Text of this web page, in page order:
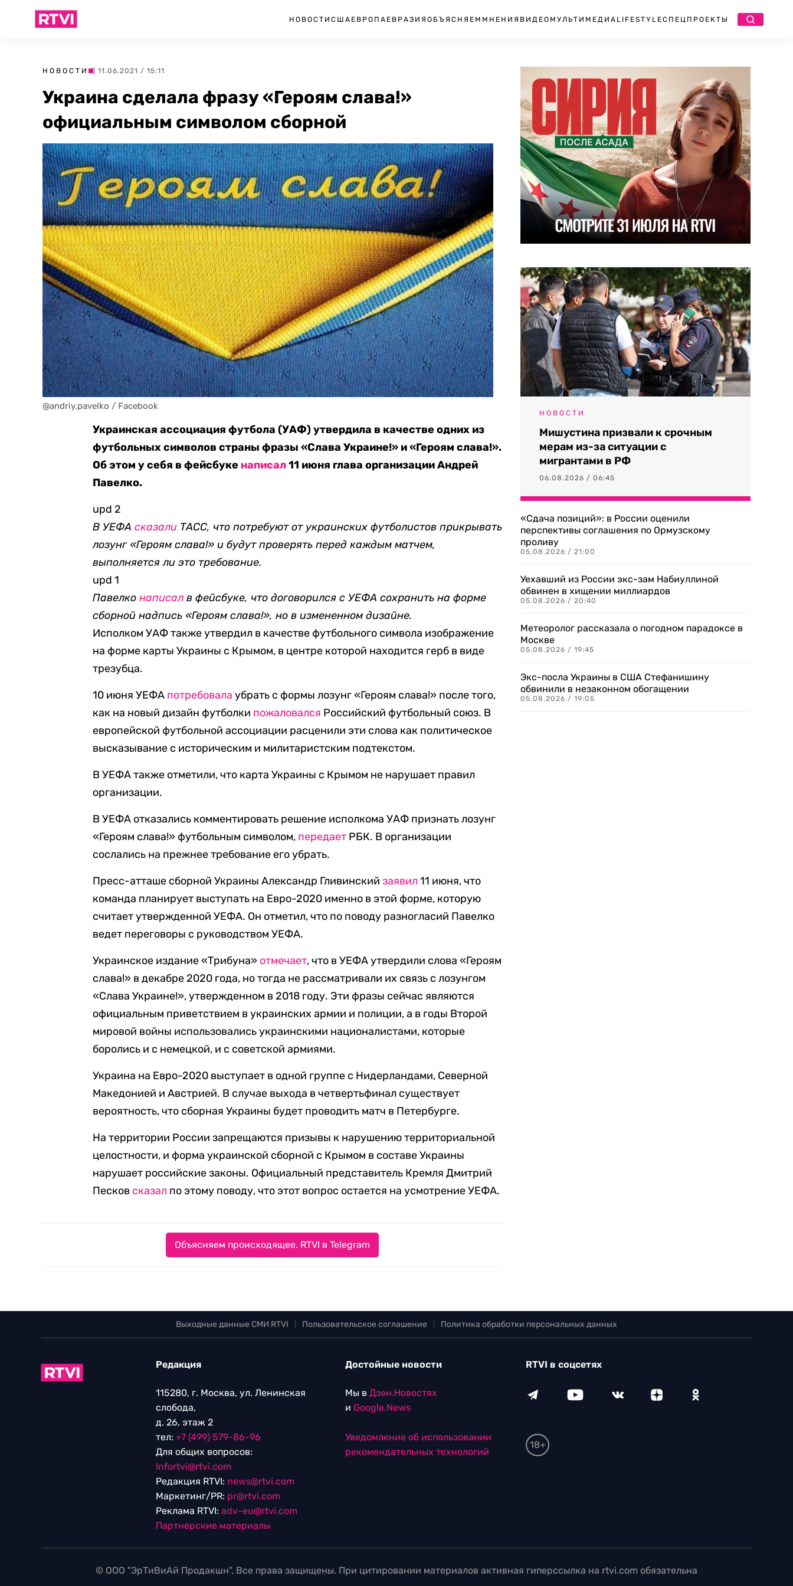
НОВОСТИ США ЕВРОПА ЕВРАЗИЯ ОБЪЯСНЯЕМ МНЕНИЯ ВИДЕО МУЛЬТИМЕДИА LIFESTYLEСПЕЦПРОЕКТЫ
НОВОСТИ | 11.06.2021 / 15:11
Украина сделала фразу «Героям слава!»
официальным символом сборной
@andriy.pavelko / Facebook
Украинская ассоциация футбола (УАФ) утвердила в качестве одних из
футбольных символов страны фразы «Слава Украине!» и «Героям слава!».
Об этом у себя в фейсбуке написал11 июня глава организации Андрей
Павелко.
upd 2
В УЕФАсказали ТАСС, что потребуют от украинских футболистов прикрывать
лозунг «Героям слава!» и будут проверятьперед каждым матчем,
выполняется ли это требование.
upd 1
Павелконаписал в фейсбуке, что договорился с УЕФА сохранить на форме
сборной надпись «Героям слава!», но в измененном дизайне.
Исполком УАФ также утвердил в качестве футбольного символа изображение
на форме карты Украины с Крымом, в центре которой находится герб в виде
трезубца.
10 июня УЕФА потребовала убрать с формы лозунг «Героям слава!» после того,
как на новый дизайн футболки пожаловался Российский футбольный союз. В
европейской футбольной ассоциации расценили эти слова как политическое
высказывание с историческим и милитаристским подтекстом.
В УЕФА также отметили, что карта Украины с Крымом не нарушает правил
организации.
В УЕФА отказались комментировать решение исполкома УАФ признать лозунг
«Героям слава!» футбольным символом, передает РБК. В организации
сослались на прежнее требование его убрать.
Пресс-атташе сборной Украины Александр Гливинскийзаявил 11 июня, что
команда планирует выступать на Евро-2020 именно в этой форме, которую
считает утвержденной УЕФА. Он отметил, что по поводу разногласий Павелко
ведет переговоры с руководством УЕФА.
Украинское издание «Трибуна» отмечает, что в УЕФА утвердили слова «Героям
слава!» в декабре 2020 года, но тогда не рассматривали их связь с лозунгом
«Слава Украине!», утвержденном в 2018 году. Эти фразы сейчас являются
официальным приветствием в украинских армии и полиции, а в годы Второй
мировой войны использовались украинскими националистами, которые
боролись и с немецкой, и с советской армиями.
Украина на Евро-2020 выступает в одной группе с Нидерландами, Северной
Македонией и Австрией. В случае выхода в четвертьфинал существует
вероятность, что сборная Украины будет проводить матч в Петербурге.
На территории России запрещаются призывы к нарушению территориальной
целостности, и форма украинской сборной с Крымом в составе Украины
нарушает российские законы. Официальный представитель Кремля Дмитрий
Песков сказал по этому поводу, что этот вопрос остается на усмотрение УЕФА.
Объясняем происходящее. RTVI в Telegram
НОВОСТИ
Мишустина призвали к срочным
мерам из-за ситуации с
мигрантами в РФ
06.08.2026 / 06:45
«Сдача позиций»: в России оценили
перспективы соглашения по Ормузскому
проливу
05.08.2026 / 21:00
Уехавший из России экс-зам Набиуллиной
обвинен в хищении миллиардов
05.08.2026 / 20:40
Метеоролог рассказала о погодном парадоксе в
Москве
05.08.2026 / 19:45
Экс-посла Украины в США Стефанишину
обвинили в незаконном обогащении
05.08.2026 / 19:05
Выходные данные СМИ RTVI Пользовательское соглашение Политика обработки персональных данных
Редакция
115280, г. Москва, ул. Ленинская
слобода,
д. 26, этаж 2
тел: +7 (499) 579-86-96
Для общих вопросов:
Infortvi@rtvi.com
Редакция RTVI: news@rtvi.com
Маркетинг/PR: pr@rtvi.com
Реклама RTVI: adv-eu@rtvi.com
Партнерские материалы
Достойные новости
Мы в Дзен.Новостях
и Google.News
Уведомление об использовании
рекомендательных технологий
RTVI в соцсетях
18+
© ООО "ЭрТиВиАй Продакшн". Все права защищены. При цитировании материалов активная гиперссылка на rtvi.com обязательна